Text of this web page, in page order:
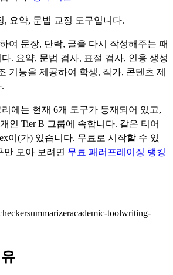
, 요약, 문법 교정 도구입니다.
여 문장, 단락, 글을 다시 작성해주는 패
. 요약, 문법 검사, 표절 검사, 인용 생성
기능을 제공하여 학생, 작가, 콘텐츠 제
에는 현재 6개 도구가 등재되어 있고,
개인 TierB 그룹에 속합니다. 같은 티어
이(가) 있습니다. 무료로 시작할 수 있
만 모아 보려면 무료 패러프레이징 랭킹
summarizeracademic-toolwriting-